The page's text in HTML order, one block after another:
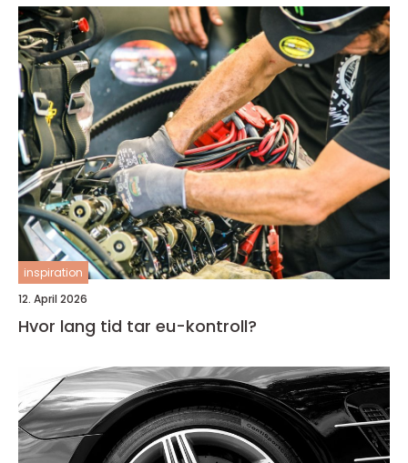
inspiration
12. April 2026
Hvor lang tid tar eu-kontroll?